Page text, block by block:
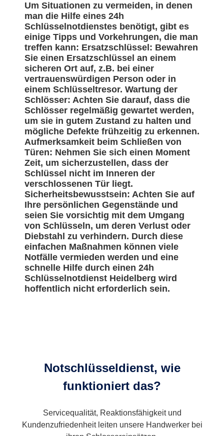
Um Situationen zu vermeiden, in denen
man die Hilfe eines 24h
Schlüsselnotdienstes benötigt, gibt es
einige Tipps und Vorkehrungen, die man
treffen kann: Ersatzschlüssel: Bewahren
Sie einen Ersatzschlüssel an einem
sicheren Ort auf, z.B. bei einer
vertrauenswürdigen Person oder in
einem Schlüsseltresor. Wartung der
Schlösser: Achten Sie darauf, dass die
Schlösser regelmäßig gewartet werden,
um sie in gutem Zustand zu halten und
mögliche Defekte frühzeitig zu erkennen.
Aufmerksamkeit beim Schließen von
Türen: Nehmen Sie sich einen Moment
Zeit, um sicherzustellen, dass der
Schlüssel nicht im Inneren der
verschlossenen Tür liegt.
Sicherheitsbewusstsein: Achten Sie auf
Ihre persönlichen Gegenstände und
seien Sie vorsichtig mit dem Umgang
von Schlüsseln, um deren Verlust oder
Diebstahl zu verhindern. Durch diese
einfachen Maßnahmen können viele
Notfälle vermieden werden und eine
schnelle Hilfe durch einen 24h
Schlüsselnotdienst Heidelberg wird
hoffentlich nicht erforderlich sein.
Notschlüsseldienst, wie
funktioniert das?
Servicequalität, Reaktionsfähigkeit und
Kundenzufriedenheit leiten unsere Handwerker bei